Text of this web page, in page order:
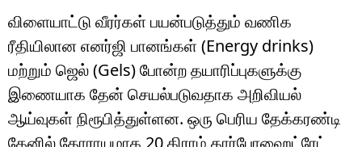
விளையாட்டு வீரர்கள் பயன்படுத்தும் வணிக
ரீதியிலான எனர்ஜி பானங்கள் (Energy drinks)
மற்றும் ஜெல் (Gels) போன்ற தயாரிப்புகளுக்கு
இணையாக தேன் செயல்படுவதாக அறிவியல்
ஆய்வுகள் நிரூபித்துள்ளன. ஒரு பெரிய தேக்கரண்டி
தேனில் தோராயமாக 20 கிராம் கார்போஹைட்ரேட்